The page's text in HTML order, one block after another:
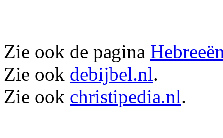
Zie ook de pagina
Zie ook debijbel.nl.
Zie ook christipedia.nl.